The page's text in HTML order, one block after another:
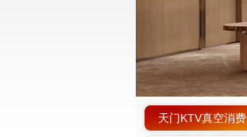
天门KTV真空消费